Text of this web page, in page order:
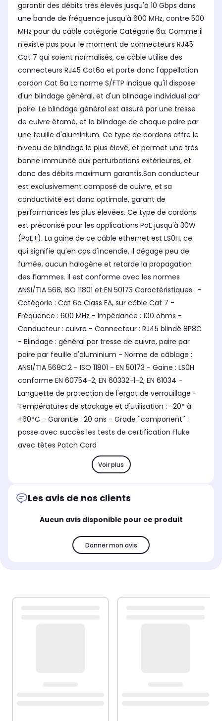
garantir des débits très élevés jusqu'à 10 Gbps dans
une bande de fréquence jusqu'à 600 MHz, contre 500
MHz pour du câble catégorie Catégorie 6a. Comme il
n'existe pas pour le moment de connecteurs RJ45
Cat 7 qui soient normalisés, ce câble utilise des
connecteurs RJ45 Cat6a et porte donc l'appellation
cordon Cat 6a La norme S/FTP indique qu'il dispose
d'un blindage général, et d'un blindage individuel par
paire. Le blindage général est assuré par une tresse
de cuivre étamé, et le blindage de chaque paire par
une feuille d'aluminium. Ce type de cordons offre le
niveau de blindage le plus élevé, et permet une très
bonne immunité aux perturbations extérieures, et
donc des débits maximum garantis.Son conducteur
est exclusivement composé de cuivre, et sa
conductivité est donc optimale, garant de
performances les plus élevées. Ce type de cordons
est préconisé pour les applications PoE jusqu'à 30W
(PoE+). La gaine de ce câble ethernet est LS0H, ce
qui signifie qu'en cas d'incendie, il dégage peu de
fumée, aucun halogène et retarde la propagation
des flammes. Il est conforme avec les normes
ANSI/TIA 568, ISO 11801 et EN 50173 Caractéristiques : -
Catégorie : Cat 6a Class EA, sur câble Cat 7 -
Fréquence : 600 MHz - Impédance : 100 ohms -
Conducteur : cuivre - Connecteur : RJ45 blindé 8P8C
- Blindage : général par tresse de cuivre, paire par
paire par feuille d'aluminium - Norme de câblage :
ANSI/TIA 568C.2 - ISO 11801 - EN 50173 - Gaine : LS0H
conforme EN 60754-2, EN 60332-1-2, EN 61034 -
Languette de protection de l'ergot de verrouillage -
Températures de stockage et d'utilisation : -20° à
+60°C - Garantie : 20 ans - Grade ''component'' :
passe avec succès les tests de certification Fluke
avec têtes Patch Cord
Voir plus
Les avis de nos clients
Aucun avis disponible pour ce produit
Donner mon avis